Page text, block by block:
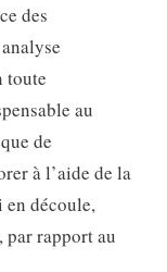
des
toute
au
de
à l’aide de la
en découle,
par rapport au